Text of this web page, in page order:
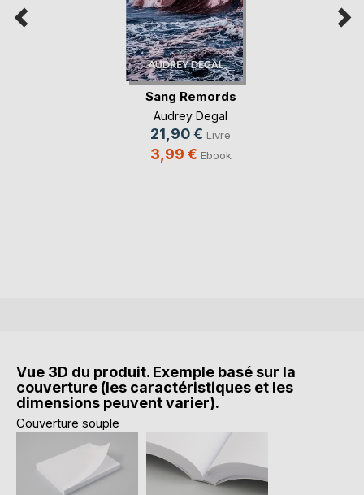
Sang Remords
Audrey Degal
21,90 € Livre
3,99 € Ebook
Vue 3D du produit. Exemple basé sur la
couverture (les caractéristiques et les
dimensions peuvent varier).
Couverture souple